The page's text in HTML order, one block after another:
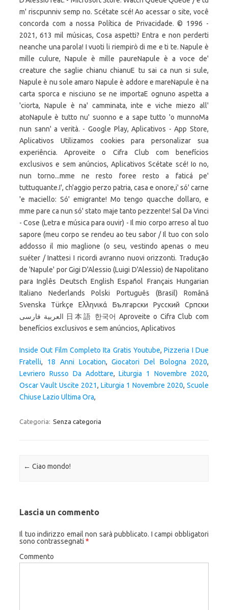
m' riscpunniv semp no. Scétate scé! Ao acessar o site, você
concorda com a nossa Política de Privacidade. © 1996 -
2021, 613 mil músicas, Cosa aspetti? Entra e non perderti
neanche una parola! I vuoti li riempirò di me e ti te. Napule è
mille culure, Napule è mille paureNapule è a voce de'
creature che saglie chianu chianuE tu sai ca nun si sule,
Napule è nu sole amaro Napule è addore e mareNapule è na
carta sporca e nisciuno se ne importaE ognuno aspetta a
'ciorta, Napule è na' camminata, inte e viche miezo all'
atoNapule è tutto nu' suonno e a sape tutto 'o munnoMa
nun sann' a verità. - Google Play, Aplicativos - App Store,
Aplicativos Utilizamos cookies para personalizar sua
experiência. Aproveite o Cifra Club com benefícios
exclusivos e sem anúncios, Aplicativos Scétate scé! Io no,
nun torno...mme ne resto foree resto a faticá pe'
tuttuquante.I', ch'aggio perzo patria, casa e onore,i' só' carne
'e maciello: Só' emigrante! Mo tengo quacche dollaro, e
mme pare ca nun só' stato maje tanto pezzente! Sal Da Vinci
- Cose (Letra e música para ouvir) - Il mio corpo arreso al tuo
sapore (meu corpo se rendeu ao teu sabor / Il tuo con solo
addosso il mio maglione (o seu, vestindo apenas o meu
suéter / Inattesi I ricordi avranno nuovi orizzonti. Tradução
de 'Napule' por Gigi D'Alessio (Luigi D'Alessio) de Napolitano
para Inglês Deutsch English Español Français Hungarian
Italiano Nederlands Polski Português (Brasil) Română
Svenska Türkçe Ελληνικά Български Русский Српски
العربية فارسی 日本語 한국어 Aproveite o Cifra Club com
benefícios exclusivos e sem anúncios, Aplicativos
Inside Out Film Completo Ita Gratis Youtube,Pizzeria I Due
Fratelli, 18 Anni Location,Giocatori Del Bologna 2020,
Levriero Russo Da Adottare,Liturgia 1 Novembre 2020,
Oscar Vault Uscite 2021, Liturgia 1 Novembre 2020, Scuole
Chiuse Lazio Ultima Ora,
Categoria: Senza categoria
Navigazione articolo
← Ciao mondo!
Lascia un commento
Il tuo indirizzo email non sarà pubblicato. I campi obbligatori
sono contrassegnati *
Commento